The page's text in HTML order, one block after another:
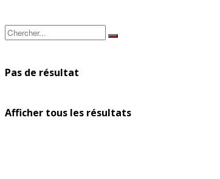
Pas de résultat
Afficher tous les résultats